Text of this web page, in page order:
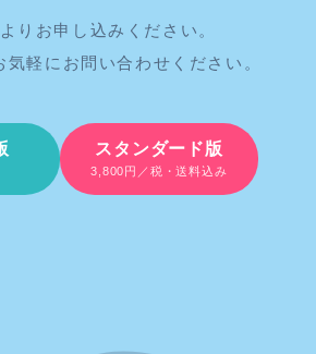
りお申し込みください。
気軽にお問い合わせください。
スタンダード版
3,800円／税・送料込み